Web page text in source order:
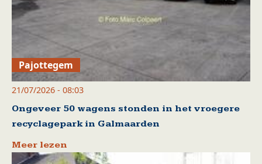
Pajottegem
21/07/2026 - 08:03
Ongeveer 50 wagens stonden in het vroegere
recyclagepark in Galmaarden
Meer lezen